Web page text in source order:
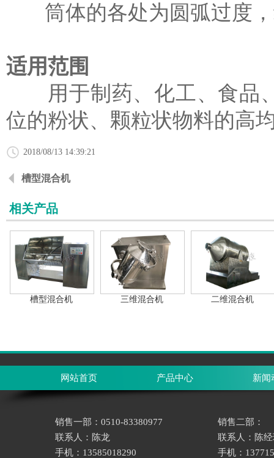
筒体的各处为圆弧过度，
适用范围
用于制药、化工、食品、
位的粉状、颗粒状物料的高
2018/08/13 14:39:21
槽型混合机
相关产品
槽型混合机 三维混合机 二维混合机
网站首页 产品中心 新闻
销售一部：0510-83380977
联系人：陈龙
手机：13585018290
销售二部：
联系人：陈
手机：